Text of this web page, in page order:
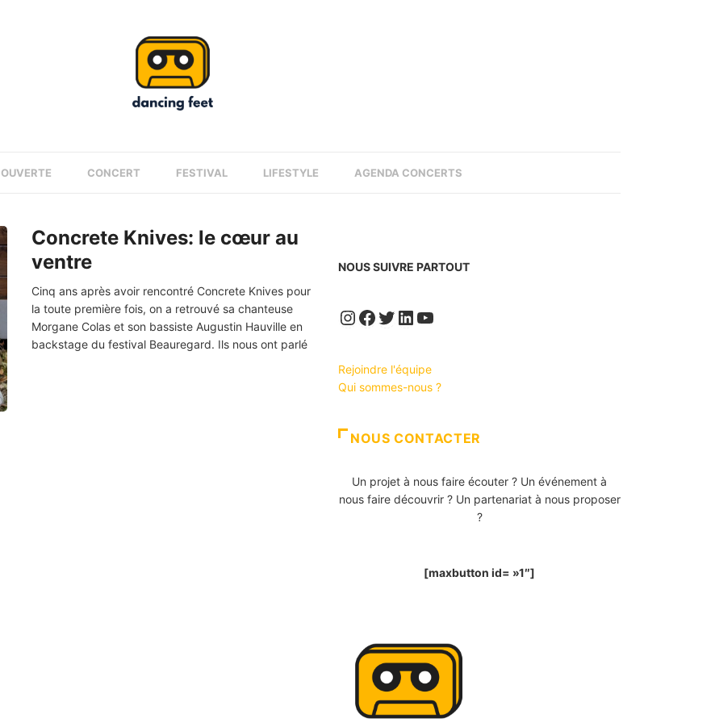
CONCERT FESTIVAL LIFESTYLE AGENDA CONCERTS
Concrete Knives: le cœur au
ventre
Cinq ans après avoir rencontré Concrete Knives pour
la toute première fois, on a retrouvé sa chanteuse
Morgane Colas et son bassiste Augustin Hauville en
backstage du festival Beauregard. Ils nous ont parlé
NOUS SUIVRE PARTOUT
Instagram
Facebook
Twitter
LinkedIn
YouTube
Rejoindre l'équipe
Qui sommes-nous ?
NOUS CONTACTER
Un projet à nous faire écouter ? Un événement à
nous faire découvrir ? Un partenariat à nous proposer
?
[maxbutton id= »1″]